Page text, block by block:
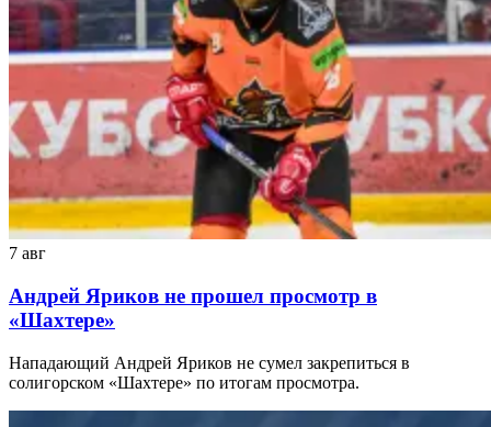
7 авг
Андрей Яриков не прошел просмотр в
«Шахтере»
Нападающий Андрей Яриков не сумел закрепиться в
солигорском «Шахтере» по итогам просмотра.